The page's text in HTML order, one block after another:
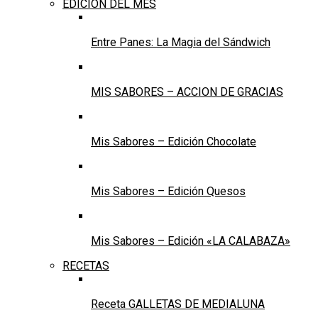
EDICION DEL MES
Entre Panes: La Magia del Sándwich
MIS SABORES – ACCION DE GRACIAS
Mis Sabores – Edición Chocolate
Mis Sabores – Edición Quesos
Mis Sabores – Edición «LA CALABAZA»
RECETAS
Receta GALLETAS DE MEDIALUNA